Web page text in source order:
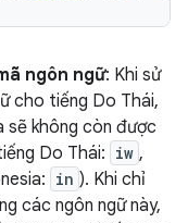
ngôn ngữ: Khi sử
cho tiếng Do Thái,
sẽ không còn được
Do Thái: iw ,
in ). Khi chỉ
các ngôn ngữ này,